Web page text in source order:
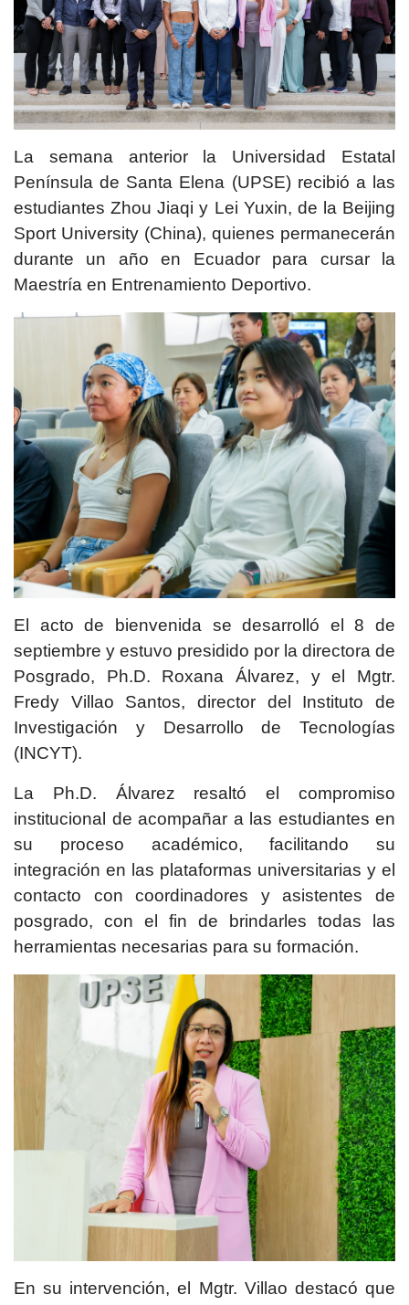
La semana anterior la Universidad Estatal
Península de Santa Elena (UPSE) recibió a las
estudiantes Zhou Jiaqi y Lei Yuxin, de la Beijing
Sport University (China), quienes permanecerán
durante un año en Ecuador para cursar la
Maestría en Entrenamiento Deportivo.
El acto de bienvenida se desarrolló el 8 de
septiembre y estuvo presidido por la directora de
Posgrado, Ph.D. Roxana Álvarez, y el Mgtr.
Fredy Villao Santos, director del Instituto de
Investigación y Desarrollo de Tecnologías
(INCYT).
La Ph.D. Álvarez resaltó el compromiso
institucional de acompañar a las estudiantes en
su proceso académico, facilitando su
integración en las plataformas universitarias y el
contacto con coordinadores y asistentes de
posgrado, con el fin de brindarles todas las
herramientas necesarias para su formación.
En su intervención, el Mgtr. Villao destacó que